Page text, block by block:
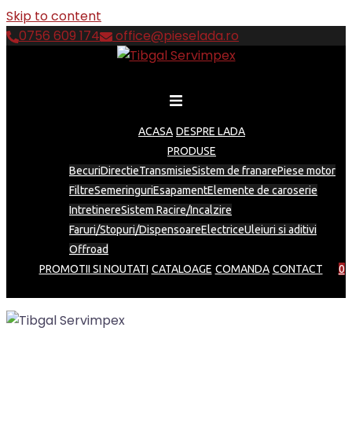
Skip to content
0756 609 174
office@pieselada.ro
ACASA DESPRE LADA
PRODUSE
BecuriDirectieTransmisieSistem de franarePiese motor
FiltreSemeringuriEsapamentElemente de caroserie
IntretinereSistem Racire/Incalzire
Faruri/Stopuri/DispensoareElectriceUleiuri si aditivi
Offroad
PROMOTII SI NOUTATI CATALOAGE COMANDA CONTACT 0